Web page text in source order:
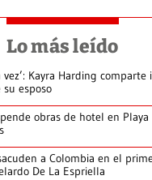
Lo más leído
vez’: Kayra Harding comparte
esposo
obras de hotel en Playa
a Colombia en el
De La Espriella